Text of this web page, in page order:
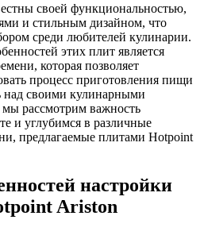
своей функциональностью,
и стильным дизайном, что
среди любителей кулинарии.
этих плит является
которая позволяет
процесс приготовления пищи
над своими кулинарными
мы рассмотрим важность
и углубимся в различные
предлагаемые плитами Hotpoint
настройки
Ariston